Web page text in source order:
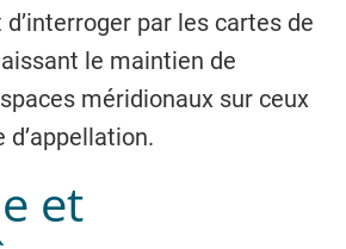
par les cartes de
le maintien de
méridionaux sur ceux
d’appellation.
et